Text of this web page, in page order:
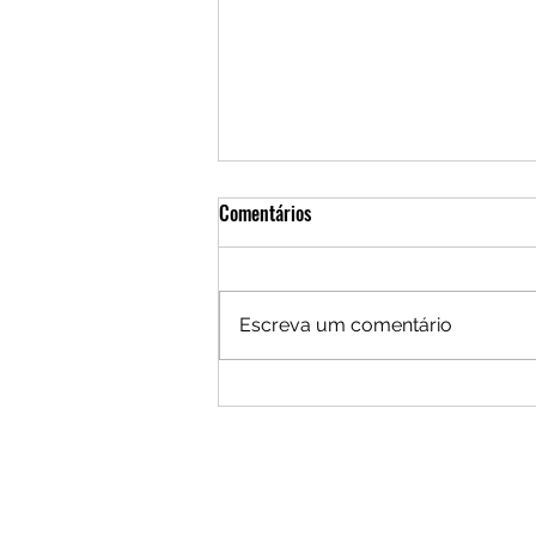
Quem são os deuses e divindades
Comentários
Escreva um comentário